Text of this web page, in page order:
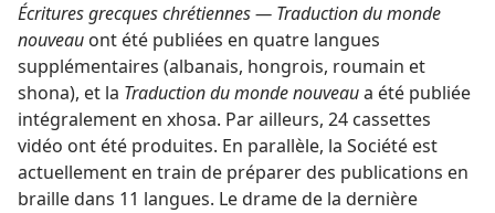
Écritures grecques chrétiennes — Traduction du monde
nouveau ont été publiées en quatre langues
supplémentaires (albanais, hongrois, roumain et
shona), et la Traduction du monde nouveaua été publiée
intégralement en xhosa. Par ailleurs, 24 cassettes
vidéo ont été produites. En parallèle, la Société est
actuellement en train de préparer des publications en
braille dans 11 langues. Le drame de la dernière